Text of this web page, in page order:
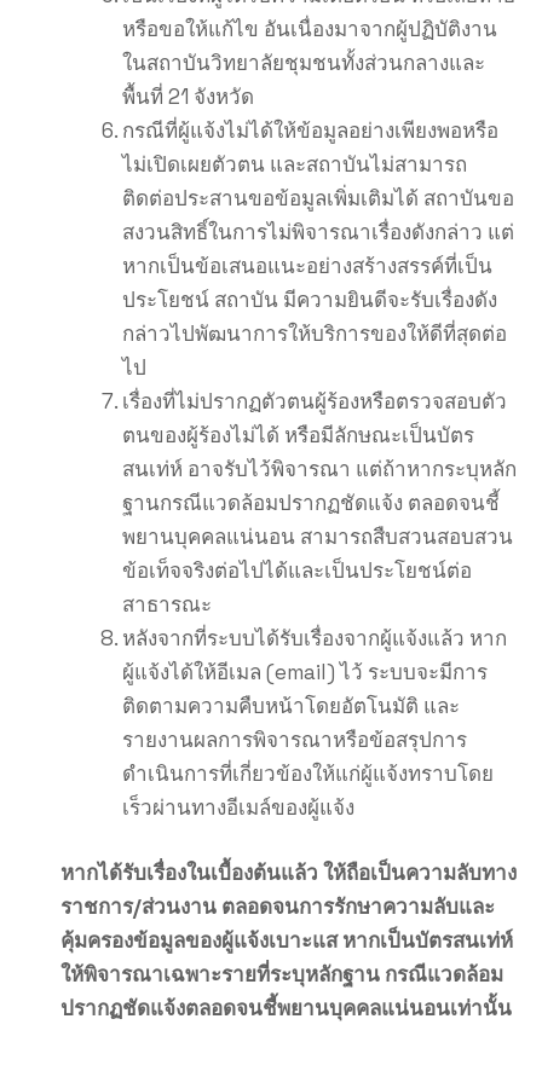
หรือขอให้แก้ไข อันเนื่องมาจากผู้ปฏิบัติงาน
ในสถาบันวิทยาลัยชุมชนทั้งส่วนกลางและ
พื้นที่ 21 จังหวัด
กรณีที่ผู้แจ้งไม่ได้ให้ข้อมูลอย่างเพียงพอหรือ
ไม่เปิดเผยตัวตน และสถาบันไม่สามารถ
ติดต่อประสานขอข้อมูลเพิ่มเติมได้ สถาบันขอ
สงวนสิทธิ์ในการไม่พิจารณาเรื่องดังกล่าว แต่
หากเป็นข้อเสนอแนะอย่างสร้างสรรค์ที่เป็น
ประโยชน์ สถาบัน มีความยินดีจะรับเรื่องดัง
กล่าวไปพัฒนาการให้บริการของให้ดีที่สุดต่อ
ไป
เรื่องที่ไม่ปรากฏตัวตนผู้ร้องหรือตรวจสอบตัว
ตนของผู้ร้องไม่ได้ หรือมีลักษณะเป็นบัตร
สนเท่ห์ อาจรับไว้พิจารณา แต่ถ้าหากระบุหลัก
ฐานกรณีแวดล้อมปรากฏชัดแจ้ง ตลอดจนชี้
พยานบุคคลแน่นอน สามารถสืบสวนสอบสวน
ข้อเท็จจริงต่อไปได้และเป็นประโยชน์ต่อ
สาธารณะ
หลังจากที่ระบบได้รับเรื่องจากผู้แจ้งแล้ว หาก
ผู้แจ้งได้ให้อีเมล (email) ไว้ ระบบจะมีการ
ติดตามความคืบหน้าโดยอัตโนมัติ และ
รายงานผลการพิจารณาหรือข้อสรุปการ
ดำเนินการที่เกี่ยวข้องให้แก่ผู้แจ้งทราบโดย
เร็วผ่านทางอีเมล์ของผู้แจ้ง
หากได้รับเรื่องในเบื้องต้นแล้ว ให้ถือเป็นความลับทาง
ราชการ/ส่วนงาน ตลอดจนการรักษาความลับและ
คุ้มครองข้อมูลของผู้แจ้งเบาะแส หากเป็นบัตรสนเท่ห์
ให้พิจารณาเฉพาะรายที่ระบุหลักฐาน กรณีแวดล้อม
ปรากฏชัดแจ้งตลอดจนชี้พยานบุคคลแน่นอนเท่านั้น